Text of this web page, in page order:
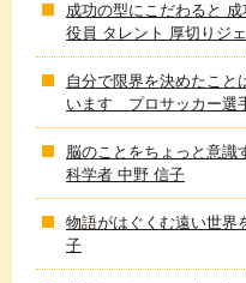
成功の型にこだわると
役員 タレント 厚切りジ
自分で限界を決めたこと
います プロサッカー選
脳のことをちょっと意
科学者 中野 信子
物語がはぐくむ遠い世
子